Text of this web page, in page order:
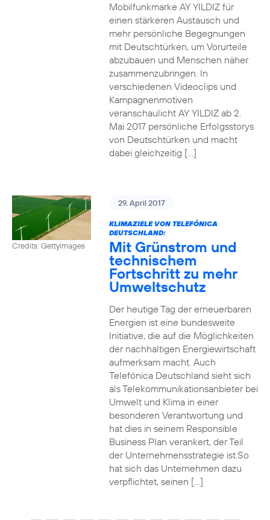
Mobilfunkmarke AY YILDIZ für
einen stärkeren Austausch und
mehr persönliche Begegnungen
mit Deutschtürken, um Vorurteile
abzubauen und Menschen näher
zusammenzubringen. In
verschiedenen Videoclips und
Kampagnenmotiven
veranschaulicht AY YILDIZ ab 2.
Mai 2017 persönliche Erfolgsstorys
von Deutschtürken und macht
dabei gleichzeitig […]
Credits: Gettyimages
29. April 2017
KLIMAZIELE VON TELEFÓNICA
DEUTSCHLAND:
Mit Grünstrom und
technischem
Fortschritt zu mehr
Umweltschutz
Der heutige Tag der erneuerbaren
Energien ist eine bundesweite
Initiative, die auf die Möglichkeiten
der nachhaltigen Energiewirtschaft
aufmerksam macht. Auch
Telefónica Deutschland sieht sich
als Telekommunikationsanbieter bei
Umwelt und Klima in einer
besonderen Verantwortung und
hat dies in seinem Responsible
Business Plan verankert, der Teil
der Unternehmensstrategie ist.So
hat sich das Unternehmen dazu
verpflichtet, seinen […]